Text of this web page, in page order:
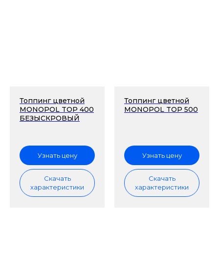
Топпинг цветной
MONOPOL TOP 400
БЕЗЫСКРОВЫЙ
Узнать цену
Скачать
характеристики
Топпинг цветной
MONOPOL TOP 500
Узнать цену
Скачать
характеристики